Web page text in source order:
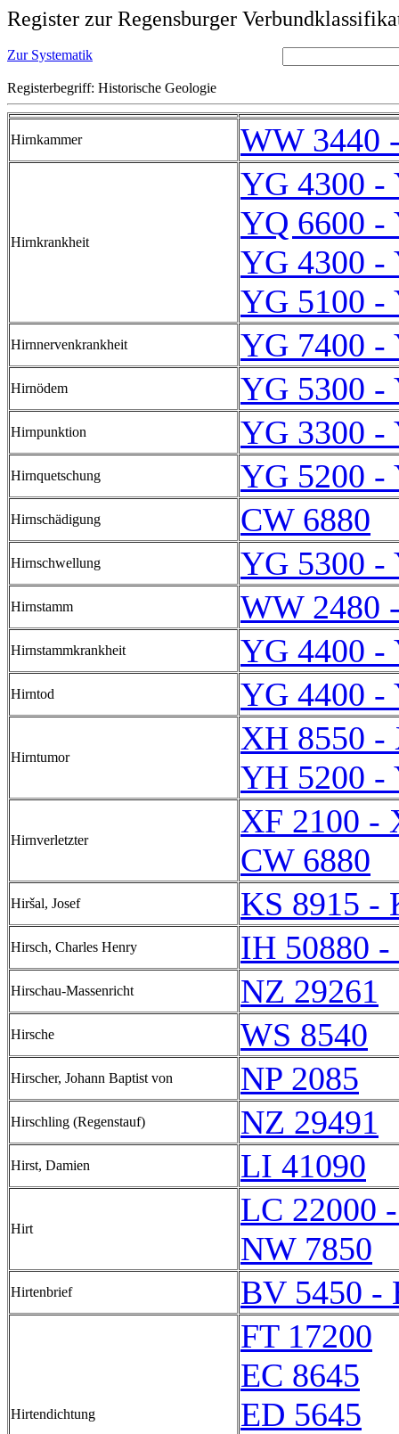
Register zur Regensburger
Zur Systematik
Registerbegriff: Historische Geologie
Hirnkammer WW 3440
Hirnkrankheit
YG 4300 -
YQ 6600 -
YG 4300 -
YG 5100 -
Hirnnervenkrankheit YG 7400 -
Hirnödem YG 5300 -
Hirnpunktion YG 3300 -
Hirnquetschung YG 5200 -
Hirnschädigung CW 6880
Hirnschwellung YG 5300 -
Hirnstamm WW 2480
Hirnstammkrankheit YG 4400 -
Hirntod YG 4400 -
Hirntumor
XH 8550 -
YH 5200 -
Hirnverletzter
XF 2100 -
CW 6880
Hiršal, Josef KS 8915 -
Hirsch, Charles Henry IH 50880
Hirschau-Massenricht NZ 29261
Hirsche WS 8540
Hirscher, Johann Baptist von NP 2085
Hirschling (Regenstauf) NZ 29491
Hirst, Damien LI 41090
Hirt
LC 22000
NW 7850
Hirtenbrief BV 5450 -
Hirtendichtung
FT 17200
EC 8645
ED 5645